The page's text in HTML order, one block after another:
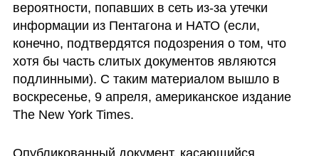
вероятности, попавших в сеть из-за утечки
информации из Пентагона и НАТО (если,
конечно, подтвердятся подозрения о том, что
хотя бы часть слитых документов являются
подлинными). С таким материалом вышло в
воскресенье, 9 апреля, американское издание
The New York Times.
Опубликованный документ, касающийся